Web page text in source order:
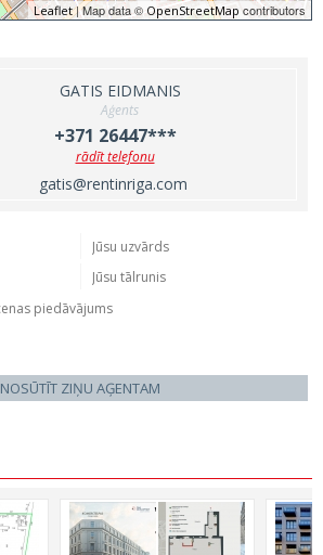
Leaflet| Map data ©OpenStreetMap contributors
GATIS EIDMANIS
Aģents
+371 26447***
rādīt telefonu
gatis@rentinriga.com
NOSŪTĪT ZIŅU AĢENTAM